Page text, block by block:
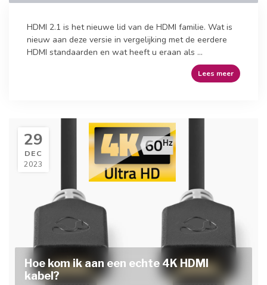
HDMI 2.1 is het nieuwe lid van de HDMI familie. Wat is
nieuw aan deze versie in vergelijking met de eerdere
HDMI standaarden en wat heeft u eraan als ...
Lees meer
29
DEC
2023
Hoe kom ik aan een echte 4K HDMI
kabel?